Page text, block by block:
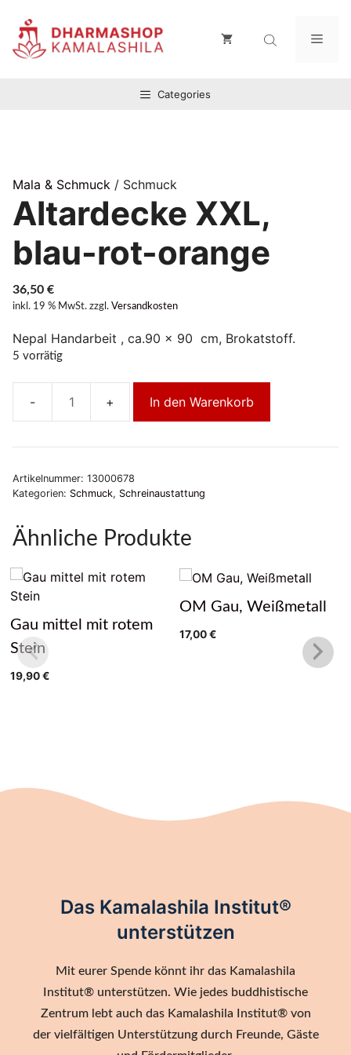
Inhalt
springen
Categories
Mala & Schmuck / Schmuck
Altardecke XXL,
blau-rot-orange
36,50 €
inkl. 19 % MwSt. zzgl. Versandkosten
Nepal Handarbeit , ca.90 x 90 cm, Brokatstoff.
5 vorrätig
Altardecke
blau-
orange
In den Warenkorb
Artikelnummer: 13000678
Kategorien: Schmuck, Schreinaustattung
Ähnliche Produkte
Gau mittel mit rotem
Stein
19,90€
OM Gau, Weißmetall
17,00€
Das Kamalashila Institut®
unterstützen
Mit eurer Spende könnt ihr das Kamalashila
Institut® unterstützen. Wie jedes buddhistische
Zentrum lebt auch das Kamalashila Institut® von
der vielfältigen Unterstützung durch Freunde, Gäste